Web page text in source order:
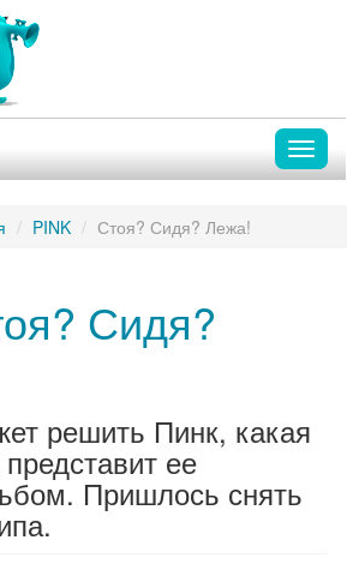
PINK Стоя? Сидя? Лежа!
Сидя?
решить Пинк, какая
ее
Пришлось снять